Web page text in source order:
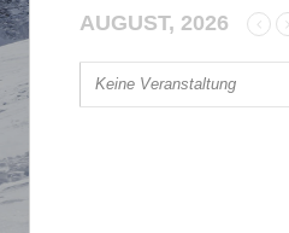
AUGUST, 2026
Keine Veranstaltung